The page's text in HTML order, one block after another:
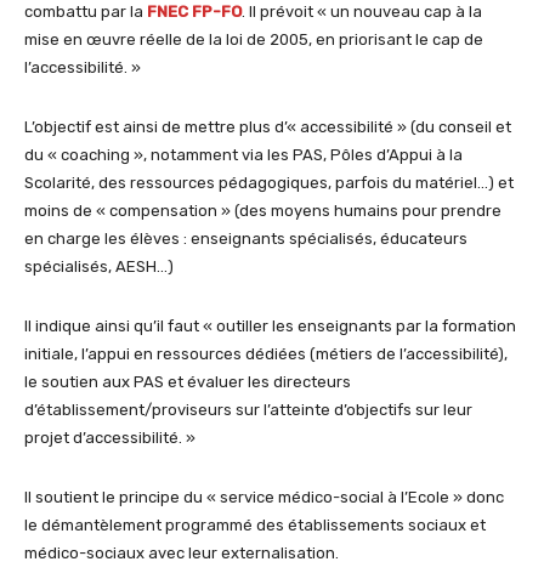
combattu par la FNEC FP-FO. Il prévoit « un nouveau cap à la
mise en œuvre réelle de la loi de 2005, en priorisant le cap de
l’accessibilité. »
L’objectif est ainsi de mettre plus d’« accessibilité » (du conseil et
du « coaching », notamment via les PAS, Pôles d’Appui à la
Scolarité, des ressources pédagogiques, parfois du matériel…) et
moins de « compensation » (des moyens humains pour prendre
en charge les élèves : enseignants spécialisés, éducateurs
spécialisés, AESH…)
Il indique ainsi qu’il faut « outiller les enseignants par la formation
initiale, l’appui en ressources dédiées (métiers de l’accessibilité),
le soutien aux PAS et évaluer les directeurs
d’établissement/proviseurs sur l’atteinte d’objectifs sur leur
projet d’accessibilité. »
Il soutient le principe du « service médico-social à l’Ecole » donc
le démantèlement programmé des établissements sociaux et
médico-sociaux avec leur externalisation.